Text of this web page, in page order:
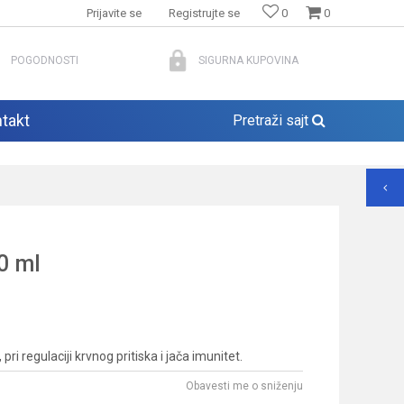
0
0
Prijavite se Registrujte se
POGODNOSTI SIGURNA KUPOVINA
Pretraži sajt
ml
regulaciji krvnog pritiska i jača imunitet.
Obavesti me o sniženju